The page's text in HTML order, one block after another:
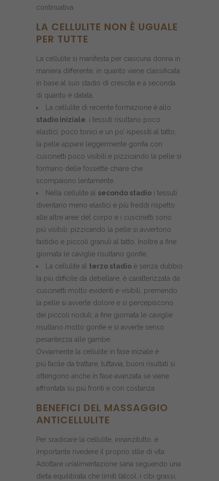
continuativa.
LA CELLULITE NON È UGUALE
PER TUTTE
La cellulite si manifesta per ciascuna donna in
maniera differente, in quanto viene classificata
in base al suo stadio di crescita e a seconda
di quanto è datata.
La cellulite di recente formazione è allo
stadio iniziale, i tessuti risultano poco
elastici, poco tonici e un po’ ispessiti al tatto;
la pelle appare leggermente gonfia con
cuscinetti poco visibili e pizzicando la pelle si
formano delle fossette chiare che
scompaiono lentamente.
Nella cellulite al secondo stadio i tessuti
diventano meno elastici e più freddi rispetto
alle altre aree del corpo e i cuscinetti sono
più visibili: pizzicando la pelle si avvertono
fastidio e piccoli granuli al tatto. Inoltre a fine
giornata le caviglie risultano gonfie.
La cellulite al terzo stadio è senza dubbio
la più difficile da debellare, è caratterizzata da
cuscinetti molto evidenti e visibili, premendo
la pelle si avverte dolore e si percepiscono
dei piccoli noduli; a fine giornata le caviglie
risultano molto gonfie e si avverte senso
pesantezza alle gambe.
Ovviamente la cellulite in fase iniziale è
più facile da trattare, tuttavia, buoni risultati si
ottengono anche in fase avanzata se viene
affrontata su più fronti e con costanza.
BENEFICI DEL MASSAGGIO
ANTICELLULITE
Per sradicare la cellulite, innanzitutto, è
importante rivedere il proprio stile di vita.
Adottare un’alimentazione sana seguendo una
dieta equilibrata che limiti l’alcol, i cibi grassi,